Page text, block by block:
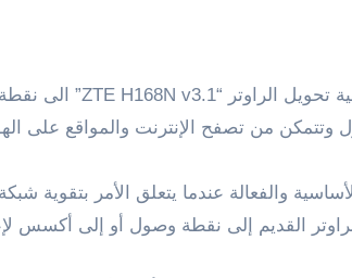
وتتمكن من تصفح الإنترنت والمواقع على
والفعالة عندما يتعلق الأمر
القديم إلى نقطة وصول أو إلى أكسس